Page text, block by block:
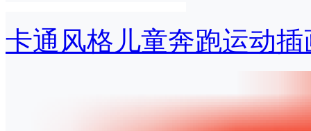
卡通风格儿童奔跑运动插